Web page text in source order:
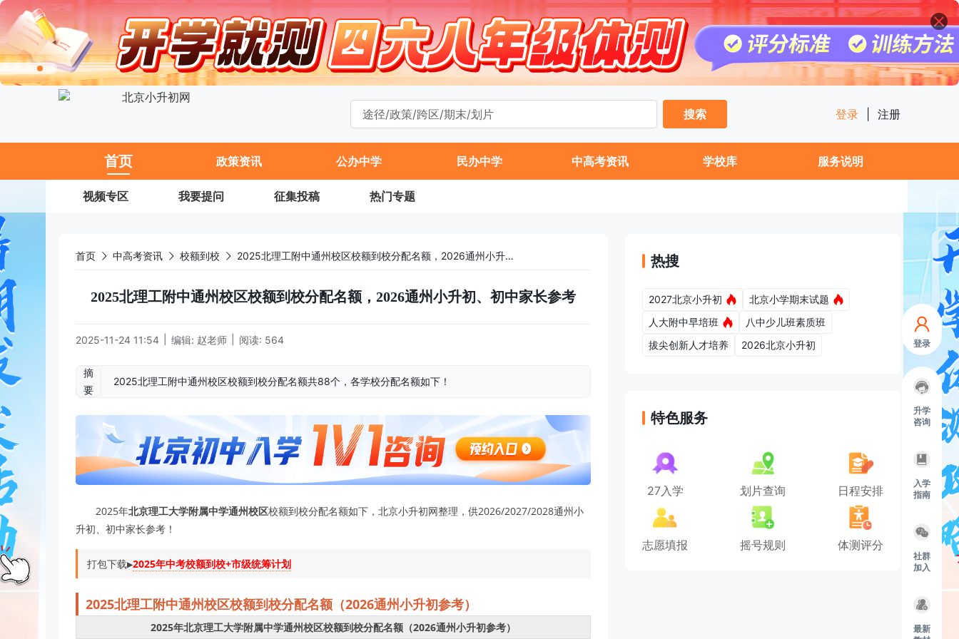
登录
升学
咨询
入学
指南
社群
加入
最新
搜索
登录 注册
首页 政策资讯 公办中学 民办中学 中高考资讯 学校库 服务说明
视频专区 我要提问 征集投稿 热门专题
首页 中高考资讯 校额到校 2025北理工附中通州校区校额到校分配名额，2026通州小升初、初中家长参考
2025北理工附中通州校区校额到校分配名额，2026通州小升初、初中家长参考
2025-11-24 11:54 编辑: 赵老师 阅读: 564
摘
要
2025北理工附中通州校区校额到校分配名额共88个，各学校分配名额如下！
2025年北京理工大学附属中学通州校区校额到校分配名额如下，北京小升初网整理，供2026/2027/2028通州小
升初、初中家长参考！
打包下载▶️2025年中考校额到校+市级统筹计划
2025北理工附中通州校区校额到校分配名额（2026通州小升初参考）
2025年北京理工大学附属中学通州校区校额到校分配名额（2026通州小升初参考）
热搜
2027北京小升初
北京小学期末试题
人大附中早培班
八中少儿班素质班
拔尖创新人才培养
2026北京小升初
特色服务
27入学 划片查询 日程安排
志愿填报 摇号规则 体测评分